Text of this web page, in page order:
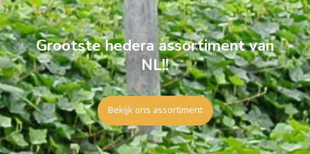
Grootste hedera assortiment van
NL!!
Bekijk ons assortiment